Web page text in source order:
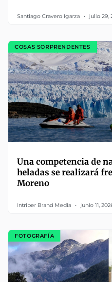
Santiago Cravero Igarza julio 29,
COSAS SORPRENDENTES
Una competencia de
heladas se realizará
Moreno
Intriper Brand Media junio 11,
FOTOGRAFÍA